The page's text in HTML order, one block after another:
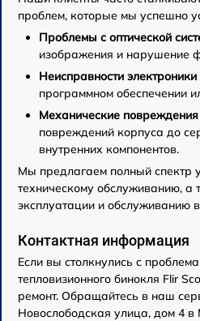
проблем, которые мы успешно
Проблемы с оптической
изображения и нарушение
Неисправности электроники
программном обеспечении
Механические повреждения
повреждений корпуса до
внутренних компонентов.
Мы предлагаем полный спектр
техническому обслуживанию, а
эксплуатации и обслуживанию
Контактная информация
Если вы столкнулись с
тепловизионного бинокля Flir
ремонт. Обращайтесь в наш
Новослободская улица, дом 4 в